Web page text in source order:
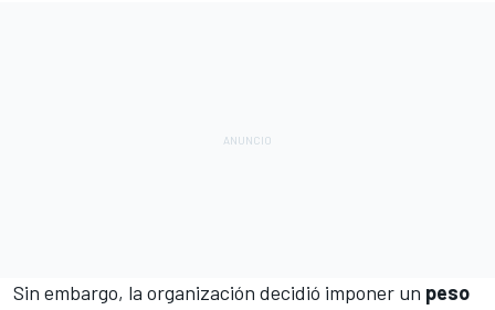
Sin embargo, la organización decidió imponer un peso